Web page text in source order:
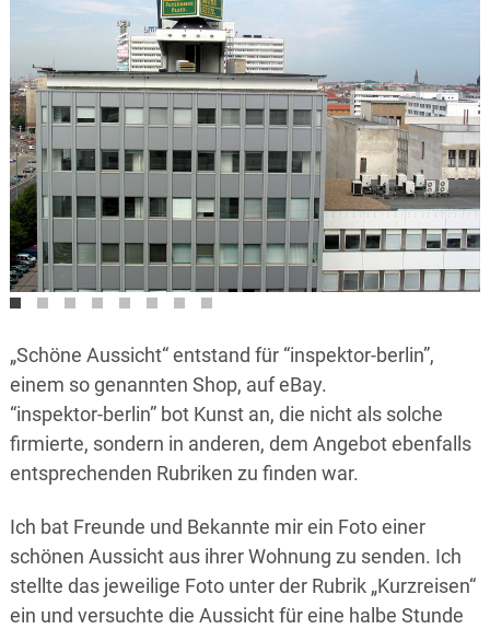
„Schöne Aussicht“ entstand für “inspektor-berlin”,
einem so genannten Shop, auf eBay.
“inspektor-berlin” bot Kunst an, die nicht als solche
firmierte, sondern in anderen, dem Angebot ebenfalls
entsprechenden Rubriken zu finden war.
Ich bat Freunde und Bekannte mir ein Foto einer
schönen Aussicht aus ihrer Wohnung zu senden. Ich
stellte das jeweilige Foto unter der Rubrik „Kurzreisen“
ein und versuchte die Aussicht für eine halbe Stunde